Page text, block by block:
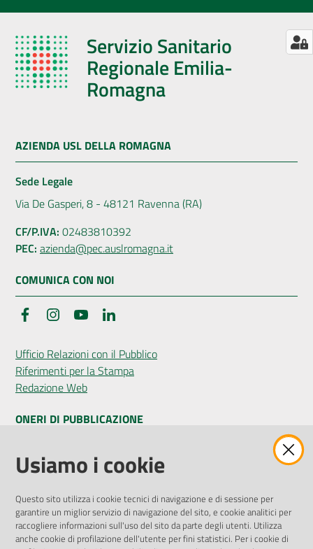
Servizio Sanitario
Regionale Emilia-
Romagna
AZIENDA USL DELLA ROMAGNA
Sede Legale
Via De Gasperi, 8 - 48121 Ravenna (RA)
CF/P.IVA: 02483810392
PEC: azienda@pec.auslromagna.it
COMUNICA CON NOI
FacebookInstagramYouTube
Ufficio Relazioni con il Pubblico
Riferimenti per la Stampa
Redazione Web
ONERI DI PUBBLICAZIONE
Amministrazione Trasparente
Pubblicità legale
Privacy Policy
Attuazione Misure PNRR
Liste di Attesa
Usiamo i cookie
Questo sito utilizza i cookie tecnici di navigazione e di sessione per
garantire un miglior servizio di navigazione del sito, e cookie analitici per
raccogliere informazioni sull'uso del sito da parte degli utenti. Utilizza
anche cookie di profilazione dell'utente per fini statistici. Per i cookie di